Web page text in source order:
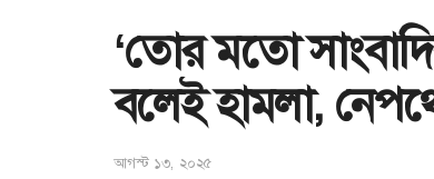
‘তোর মতো
বলেই হামলা,
আগস্ট ১৩, ২০২৫